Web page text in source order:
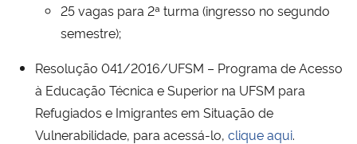
Ministério do Desenvolvimento Regional
Controladoria-Geral da União
25 vagas para 2ª turma (ingresso no segundo
semestre);
Resolução 041/2016/UFSM – Programa de Acesso
à Educação Técnica e Superior na UFSM para
Refugiados e Imigrantes em Situação de
Vulnerabilidade, para acessá-lo, clique aqui.